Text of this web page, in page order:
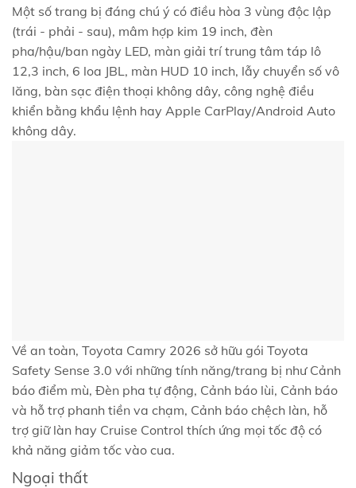
Một số trang bị đáng chú ý có điều hòa 3 vùng độc lập
(trái - phải - sau), mâm hợp kim 19 inch, đèn
pha/hậu/ban ngày LED, màn giải trí trung tâm táp lô
12,3 inch, 6 loa JBL, màn HUD 10 inch, lẫy chuyển số vô
lăng, bàn sạc điện thoại không dây, công nghệ điều
khiển bằng khẩu lệnh hay Apple CarPlay/Android Auto
không dây.
Về an toàn, Toyota Camry 2026 sở hữu gói Toyota
Safety Sense 3.0 với những tính năng/trang bị như Cảnh
báo điểm mù, Đèn pha tự động, Cảnh báo lùi, Cảnh báo
và hỗ trợ phanh tiền va chạm, Cảnh báo chệch làn, hỗ
trợ giữ làn hay Cruise Control thích ứng mọi tốc độ có
khả năng giảm tốc vào cua.
Ngoại thất